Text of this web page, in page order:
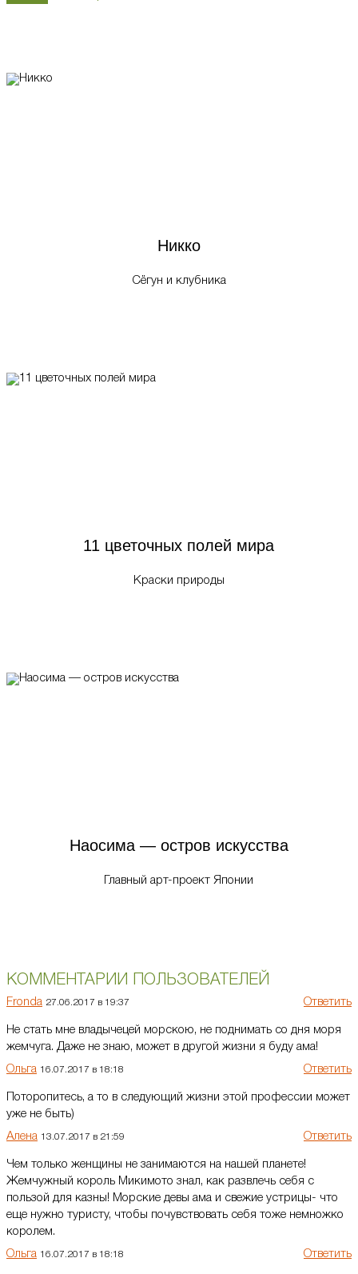
Никко
Сёгун и клубника
11 цветочных полей мира
Краски природы
Наосима — остров искусства
Главный арт-проект Японии
КОММЕНТАРИИ ПОЛЬЗОВАТЕЛЕЙ
Fronda 27.06.2017 в 19:37 Ответить
Не стать мне владычецей морскою, не поднимать со дня моря
жемчуга. Даже не знаю, может в другой жизни я буду ама!
Ольга 16.07.2017 в 18:18 Ответить
Поторопитесь, а то в следующий жизни этой профессии может
уже не быть)
Алена 13.07.2017 в 21:59 Ответить
Чем только женщины не занимаются на нашей планете!
Жемчужный король Микимото знал, как развлечь себя с
пользой для казны! Морские девы ама и свежие устрицы- что
еще нужно туристу, чтобы почувствовать себя тоже немножко
королем.
Ольга 16.07.2017 в 18:18 Ответить